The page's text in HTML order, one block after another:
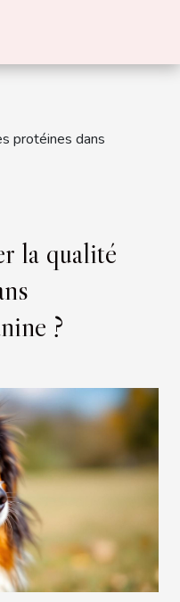
protéines dans
la qualité
?